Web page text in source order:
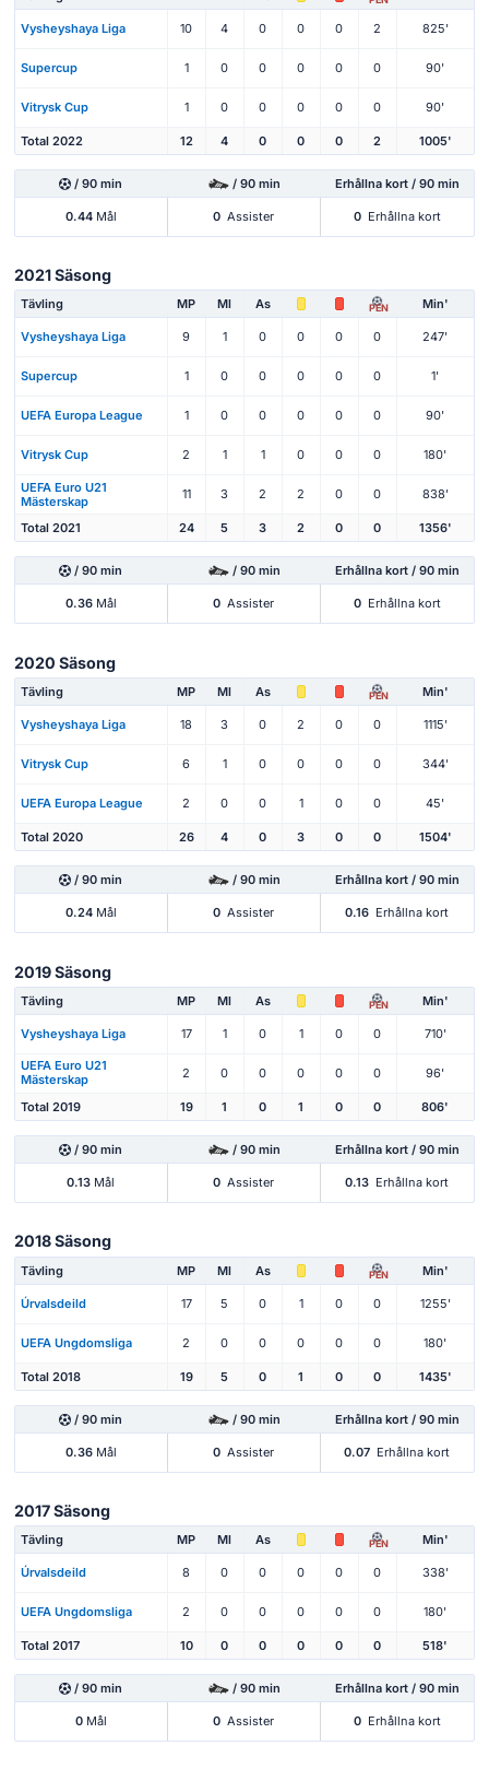
Vysheyshaya Liga 10 4 0 0 0 2 825'
Supercup 1 0 0 0 0 0 90'
Vitrysk Cup 1 0 0 0 0 0 90'
Total 2022 12 4 0 0 0 2 1005'
/ 90 min / 90 min Erhållna kort / 90 min
0.44Mål 0 Assister 0 Erhållna kort
2021 Säsong
Tävling MP Ml As PEN Min'
Vysheyshaya Liga 9 1 0 0 0 0 247'
Supercup 1 0 0 0 0 0 1'
UEFA Europa League 1 0 0 0 0 0 90'
Vitrysk Cup 2 1 1 0 0 0 180'
UEFA Euro U21
Mästerskap
11 3 2 2 0 0 838'
Total 2021 24 5 3 2 0 0 1356'
/ 90 min / 90 min Erhållna kort / 90 min
0.36Mål 0 Assister 0 Erhållna kort
2020 Säsong
Tävling MP Ml As PEN Min'
Vysheyshaya Liga 18 3 0 2 0 0 1115'
Vitrysk Cup 6 1 0 0 0 0 344'
UEFA Europa League 2 0 0 1 0 0 45'
Total 2020 26 4 0 3 0 0 1504'
/ 90 min / 90 min Erhållna kort / 90 min
0.24Mål 0 Assister 0.16 Erhållna kort
2019 Säsong
Tävling MP Ml As PEN Min'
Vysheyshaya Liga 17 1 0 1 0 0 710'
UEFA Euro U21
Mästerskap
2 0 0 0 0 0 96'
Total 2019 19 1 0 1 0 0 806'
/ 90 min / 90 min Erhållna kort / 90 min
0.13 Mål 0 Assister 0.13 Erhållna kort
2018 Säsong
Tävling MP Ml As PEN Min'
Úrvalsdeild 17 5 0 1 0 0 1255'
UEFA Ungdomsliga 2 0 0 0 0 0 180'
Total 2018 19 5 0 1 0 0 1435'
/ 90 min / 90 min Erhållna kort / 90 min
0.36Mål 0 Assister 0.07 Erhållna kort
2017 Säsong
Tävling MP Ml As PEN Min'
Úrvalsdeild 8 0 0 0 0 0 338'
UEFA Ungdomsliga 2 0 0 0 0 0 180'
Total 2017 10 0 0 0 0 0 518'
/ 90 min / 90 min Erhållna kort / 90 min
0Mål 0 Assister 0 Erhållna kort